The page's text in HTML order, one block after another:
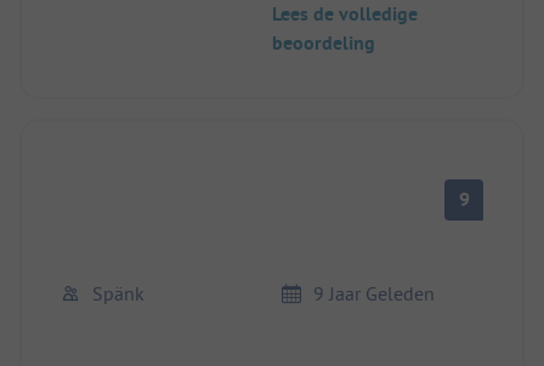
minimarkt, bakker...kabelbaan naar de
wandelgebieden op 600m afstand, ook geweldige
Lees de volledige
beoordeling
9
Spänk 9 Jaar Geleden